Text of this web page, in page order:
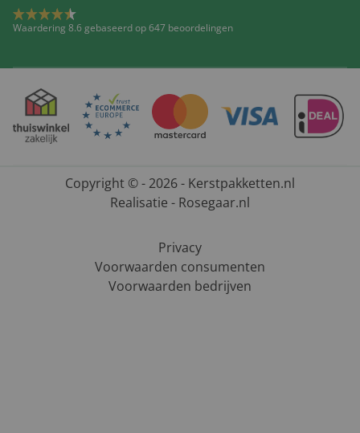
Waardering 8.6 gebaseerd op 647 beoordelingen
Copyright © - 2026 - Kerstpakketten.nl
Realisatie - Rosegaar.nl
Privacy
Voorwaarden consumenten
Voorwaarden bedrijven